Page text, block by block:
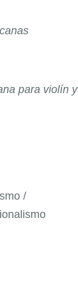
para violín y
/